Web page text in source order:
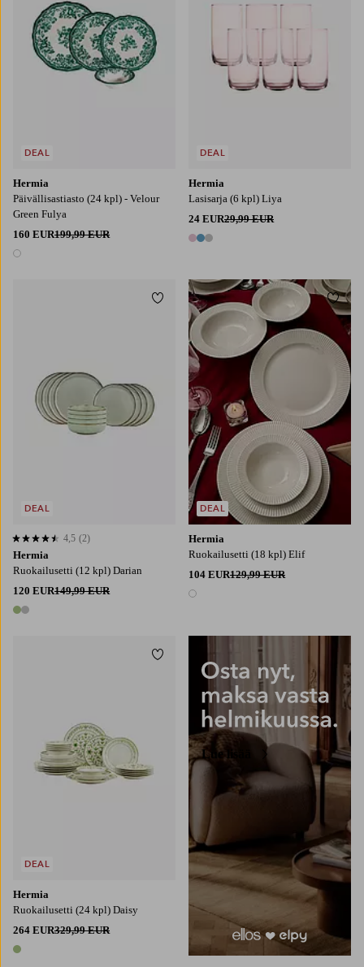
Hermia
Päivällisastiasto (24 kpl) - Velour
Green Fulya
160 EUR199,99 EUR
1 väri
DEAL
Hermia
Lasisarja (6 kpl) Liya
24 EUR29,99 EUR
3 värejä
DEAL
Hermia
Ruokailusetti (12 kpl) Darian
120 EUR149,99 EUR
2 värejä
4,5 perustuen 2 arvosanaan
4,5 (2)
DEAL
Lisää suosikkeihin
Hermia
Ruokailusetti (18 kpl) Elif
104 EUR129,99 EUR
1 väri
DEAL
Hermia
Ruokailusetti (24 kpl) Daisy
264 EUR329,99 EUR
1 väri
DEAL
Lisää suosikkeihin
Lue lisää